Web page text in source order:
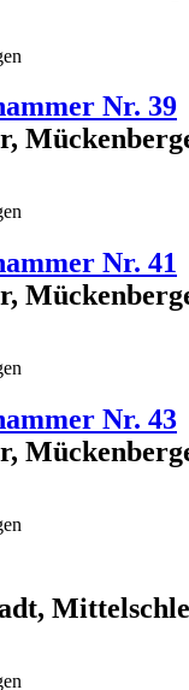
Nr. 39
Nr. 41
Nr. 43